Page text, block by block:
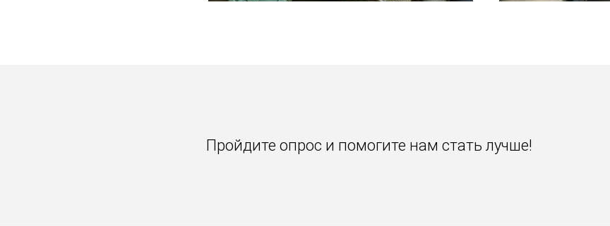
Пройдите опрос и помогите нам стать лучше!